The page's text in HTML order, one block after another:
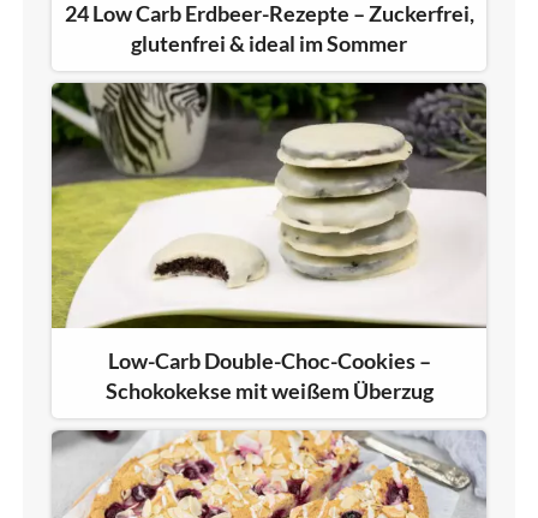
24 Low Carb Erdbeer-Rezepte – Zuckerfrei,
glutenfrei & ideal im Sommer
Low-Carb Double-Choc-Cookies –
Schokokekse mit weißem Überzug